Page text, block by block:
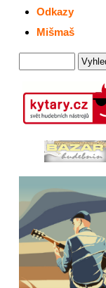
Odkazy
Mišmaš